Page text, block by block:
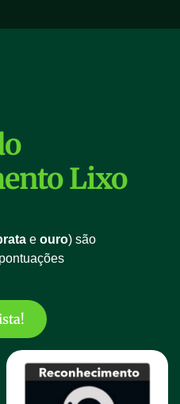
Lixo
e ouro) são